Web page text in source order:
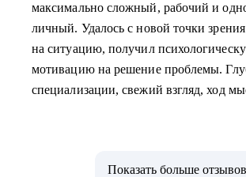
максимально сложный, рабочий и
личный. Удалось с новой точки
на ситуацию, получил
мотивацию на решение проблемы.
специализации, свежий взгляд, ход
Показать больше отзывов